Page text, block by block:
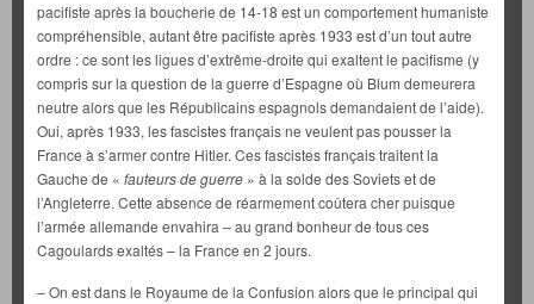
pacifiste après la boucherie de 14-18 est un comportement humaniste
compréhensible, autant être pacifiste après 1933 est d’un tout autre
ordre : ce sont les ligues d’extrême-droite qui exaltent le pacifisme (y
compris sur la question de la guerre d’Espagne où Blum demeurera
neutre alors que les Républicains espagnols demandaient de l’aide).
Oui, après 1933, les fascistes français ne veulent pas pousser la
France à s’armer contre Hitler. Ces fascistes français traitent la
Gauche de « fauteurs de guerre » à la solde des Soviets et de
l’Angleterre. Cette absence de réarmement coûtera cher puisque
l’armée allemande envahira – au grand bonheur de tous ces
Cagoulards exaltés – la France en 2 jours.
– On est dans le Royaume de la Confusion alors que le principal qui